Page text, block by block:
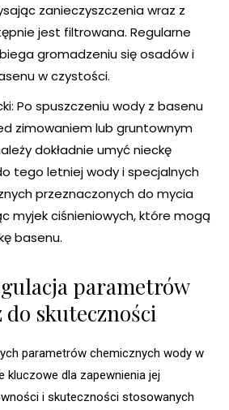
zanieczyszczenia wraz z
jest filtrowana. Regularne
gromadzeniu się osadów i
w czystości.
Po spuszczeniu wody z basenu
zimowaniem lub gruntownym
dokładnie umyć nieckę
tego letniej wody i specjalnych
przeznaczonych do mycia
myjek ciśnieniowych, które mogą
basenu.
parametrów
skuteczności
parametrów chemicznych wody w
kluczowe dla zapewnienia jej
i skuteczności stosowanych